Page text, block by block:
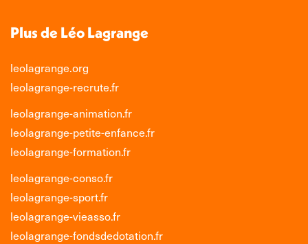
Plus de Léo Lagrange
leolagrange.org
leolagrange-recrute.fr
leolagrange-animation.fr
leolagrange-petite-enfance.fr
leolagrange-formation.fr
leolagrange-conso.fr
leolagrange-sport.fr
leolagrange-vieasso.fr
leolagrange-fondsdedotation.fr